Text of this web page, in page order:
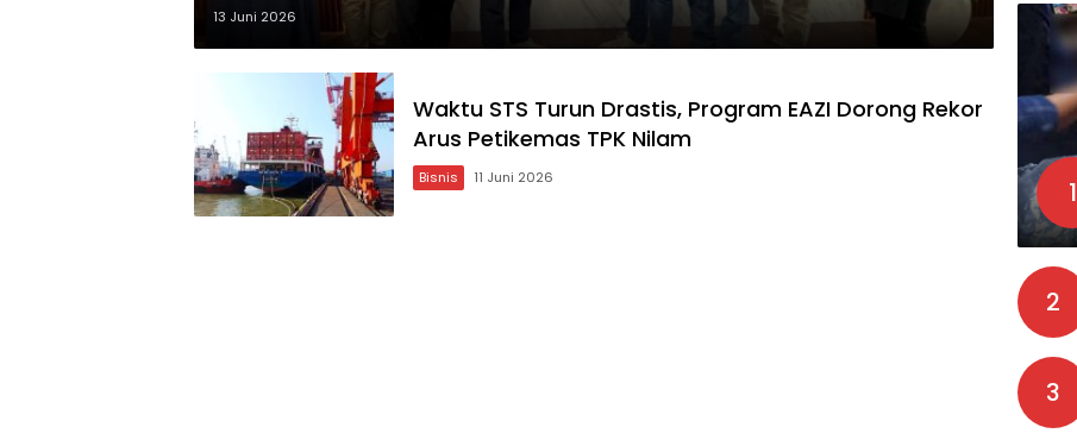
13 Juni 2026
Waktu STS Turun Drastis, Program EAZI Dorong Rekor
Arus Petikemas TPK Nilam
Bisnis 11 Juni 2026 1
2
3